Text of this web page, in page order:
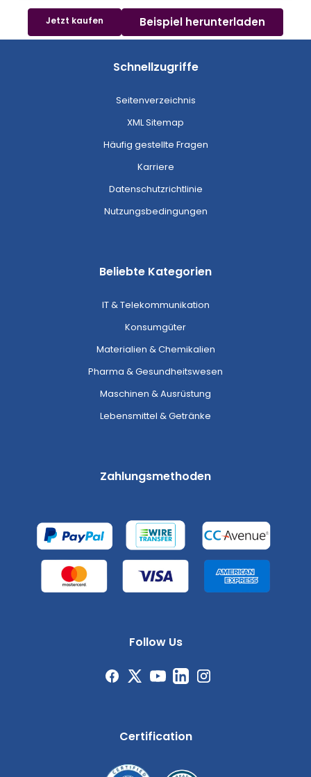
Jetzt kaufen Beispiel herunterladen
Schnellzugriffe
Seitenverzeichnis
XML Sitemap
Häufig gestellte Fragen
Karriere
Datenschutzrichtlinie
Nutzungsbedingungen
Beliebte Kategorien
IT & Telekommunikation
Konsumgüter
Materialien & Chemikalien
Pharma & Gesundheitswesen
Maschinen & Ausrüstung
Lebensmittel & Getränke
Zahlungsmethoden
Follow Us
Certification